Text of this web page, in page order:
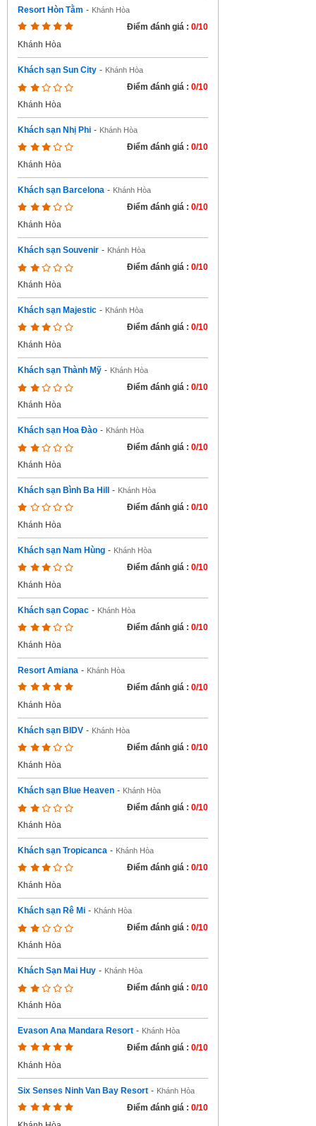
Resort Hòn Tằm - Khánh Hòa
Điểm đánh giá : 0/10
Khánh Hòa
Khách sạn Sun City - Khánh Hòa
Điểm đánh giá : 0/10
Khánh Hòa
Khách sạn Nhị Phi - Khánh Hòa
Điểm đánh giá : 0/10
Khánh Hòa
Khách sạn Barcelona - Khánh Hòa
Điểm đánh giá : 0/10
Khánh Hòa
Khách sạn Souvenir - Khánh Hòa
Điểm đánh giá : 0/10
Khánh Hòa
Khách sạn Majestic - Khánh Hòa
Điểm đánh giá : 0/10
Khánh Hòa
Khách sạn Thành Mỹ - Khánh Hòa
Điểm đánh giá : 0/10
Khánh Hòa
Khách sạn Hoa Đào - Khánh Hòa
Điểm đánh giá : 0/10
Khánh Hòa
Khách sạn Bình Ba Hill - Khánh Hòa
Điểm đánh giá : 0/10
Khánh Hòa
Khách sạn Nam Hùng - Khánh Hòa
Điểm đánh giá : 0/10
Khánh Hòa
Khách sạn Copac - Khánh Hòa
Điểm đánh giá : 0/10
Khánh Hòa
Resort Amiana - Khánh Hòa
Điểm đánh giá : 0/10
Khánh Hòa
Khách sạn BIDV - Khánh Hòa
Điểm đánh giá : 0/10
Khánh Hòa
Khách sạn Blue Heaven - Khánh Hòa
Điểm đánh giá : 0/10
Khánh Hòa
Khách sạn Tropicanca - Khánh Hòa
Điểm đánh giá : 0/10
Khánh Hòa
Khách sạn Rê Mi - Khánh Hòa
Điểm đánh giá : 0/10
Khánh Hòa
Khách Sạn Mai Huy - Khánh Hòa
Điểm đánh giá : 0/10
Khánh Hòa
Evason Ana Mandara Resort - Khánh Hòa
Điểm đánh giá : 0/10
Khánh Hòa
Six Senses Ninh Van Bay Resort - Khánh Hòa
Điểm đánh giá : 0/10